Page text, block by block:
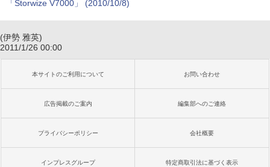
「Storwize V7000」 (2010/10/8)
(伊勢 雅英)
2011/1/26 00:00
本サイトのご利用について お問い合わせ
広告掲載のご案内 編集部へのご連絡
プライバシーポリシー 会社概要
インプレスグループ 特定商取引法に基づく表示